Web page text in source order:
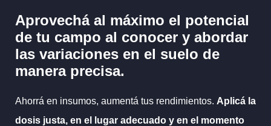
Aprovechá al máximo el potencial
de tu campo al conocer y abordar
las variaciones en el suelo de
manera precisa.
Ahorrá en insumos, aumentá tus rendimientos. Aplicá la
dosis justa, en el lugar adecuado y en el momento